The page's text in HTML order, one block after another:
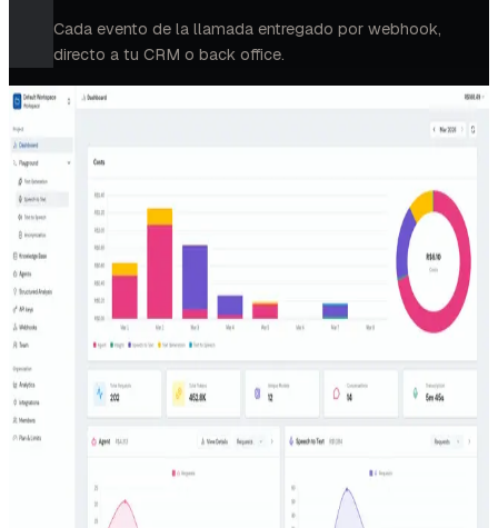
Cada evento de la llamada entregado por webhook,
directo a tu CRM o back office.
DENTRO DEL STUDIO
Un workspace construido
para telefonía, no solo
para transcripción.
Cada voice agent corriendo en SipPulse AI pasó primero
por aquí: STT, TTS, LLM, anonimización de PII, todo en una
consola. Las mismas pantallas en las que vivirá tu equipo
cuando entres en producción.
DASHBOARD VOZ A TEXTO
TEXTO A VOZ
GENERACIÓN DE TEXTO
Uso, costo y rendimiento en tiempo real de todos los servicios
de IA en un workspace.